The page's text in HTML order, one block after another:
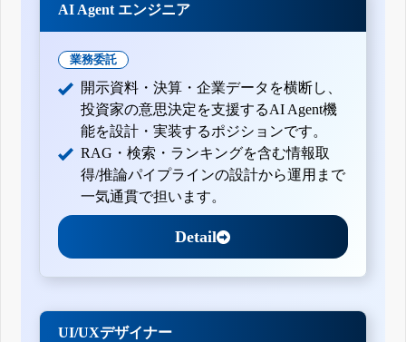
AI Agent エンジニア
業務委託
開示資料・決算・企業データを横断し、
投資家の意思決定を支援するAI Agent機
能を設計・実装するポジションです。
RAG・検索・ランキングを含む情報取
得/推論パイプラインの設計から運用まで
一気通貫で担います。
Detail
UI/UXデザイナー